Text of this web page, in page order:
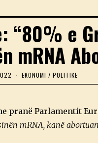
“80% e
mRNA
2
O
R
,
EKONOMI / POLITIKË
pranë Parlamentit
mRNA, kanë